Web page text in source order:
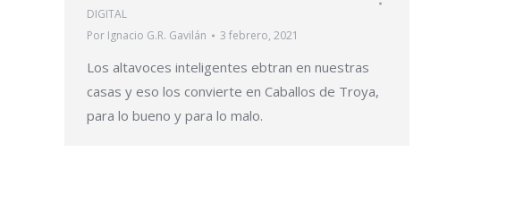
DIGITAL
Por Ignacio G.R. Gavilán 3 febrero, 2021
Los altavoces inteligentes ebtran en nuestras
casas y eso los convierte en Caballos de Troya,
para lo bueno y para lo malo.